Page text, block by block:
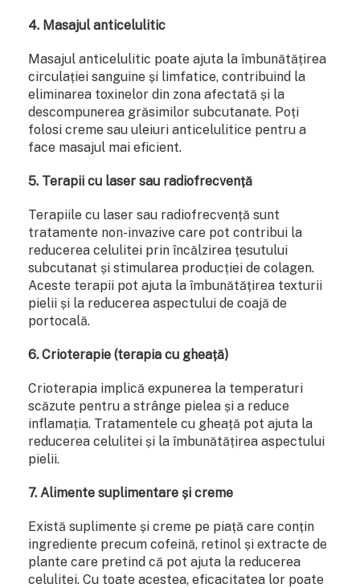
4. Masajul anticelulitic
Masajul anticelulitic poate ajuta la îmbunătățirea
circulației sanguine și limfatice, contribuind la
eliminarea toxinelor din zona afectată și la
descompunerea grăsimilor subcutanate. Poți
folosi creme sau uleiuri anticelulitice pentru a
face masajul mai eficient.
5. Terapii cu laser sau radiofrecvență
Terapiile cu laser sau radiofrecvență sunt
tratamente non-invazive care pot contribui la
reducerea celulitei prin încălzirea țesutului
subcutanat și stimularea producției de colagen.
Aceste terapii pot ajuta la îmbunătățirea texturii
pielii și la reducerea aspectului de coajă de
portocală.
6. Crioterapie (terapia cu gheață)
Crioterapia implică expunerea la temperaturi
scăzute pentru a strânge pielea și a reduce
inflamația. Tratamentele cu gheață pot ajuta la
reducerea celulitei și la îmbunătățirea aspectului
pielii.
7. Alimente suplimentare și creme
Există suplimente și creme pe piață care conțin
ingrediente precum cofeină, retinol și extracte de
plante care pretind că pot ajuta la reducerea
celulitei. Cu toate acestea, eficacitatea lor poate